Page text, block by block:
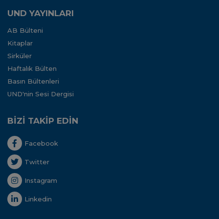
UND YAYINLARI
AB Bülteni
Kitaplar
Sirküler
Haftalık Bülten
Basın Bültenleri
UND'nin Sesi Dergisi
BİZİ TAKİP EDİN
Facebook
Twitter
Instagram
Linkedin